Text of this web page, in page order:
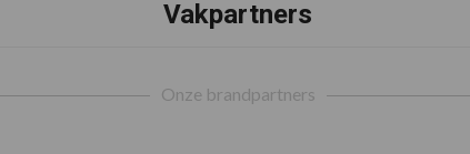
Vakpartners
Onze brandpartners